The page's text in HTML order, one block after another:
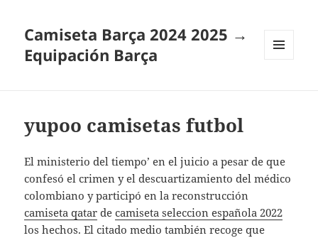
Camiseta Barça 2024 2025 →
Equipación Barça
yupoo camisetas futbol
El ministerio del tiempo’ en el juicio a pesar de que
confesó el crimen y el descuartizamiento del médico
colombiano y participó en la reconstrucción
camiseta qatar decamiseta seleccion española 2022
los hechos. El citado medio también recoge que